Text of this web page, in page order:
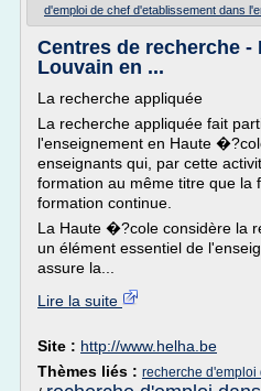
d'emploi de chef d'etablissement dans
Centres de recherche -
Louvain en ...
La recherche appliquée
La recherche appliquée fait
l'enseignement en Haute
enseignants qui, par cette
formation au même titre que la
formation continue.
La Haute �?cole considère la
un élément essentiel de
assure la...
Lire la suite
Site : http://www.helha.be
Thèmes liés : recherche d'emploi